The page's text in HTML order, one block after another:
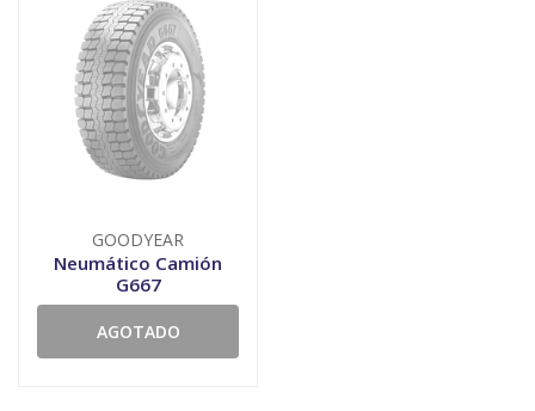
GOODYEAR
Neumático Camión
G667
AGOTADO